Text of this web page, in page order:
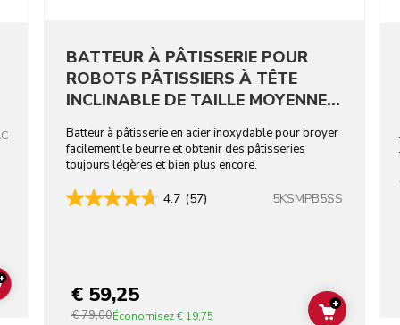
ADD TO CART
BATTEUR À PÂTISSERIE POUR
ROBOTS PÂTISSIERS À TÊTE
INCLINABLE DE TAILLE MOYENNE -
ACIER INOXYDABLE
Batteur à pâtisserie en acier inoxydable pour broyer
facilement le beurre et obtenir des pâtisseries
toujours légères et bien plus encore.
4.7 (57) 5KSMPB5SS
€ 59,25
€ 79,00Économisez€ 19,75 ADD TO
+